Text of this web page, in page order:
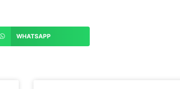
WHATSAPP